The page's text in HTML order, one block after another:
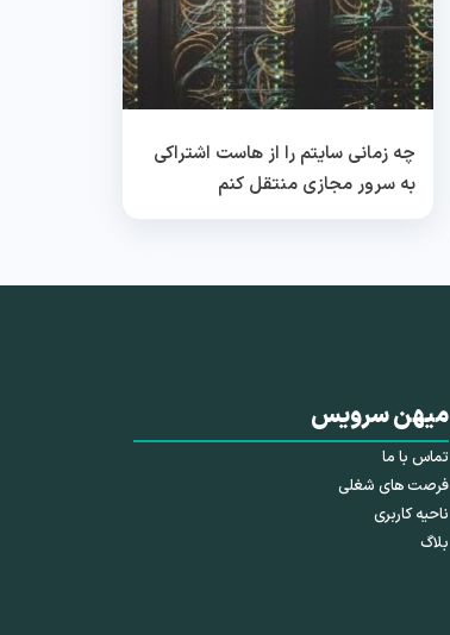
چه زمانی سایتم را از هاست اشتراکی
به سرور مجازی منتقل کنم
میهن سرویس
تماس با ما
فرصت های شغلی
ناحیه کاربری
بلاگ